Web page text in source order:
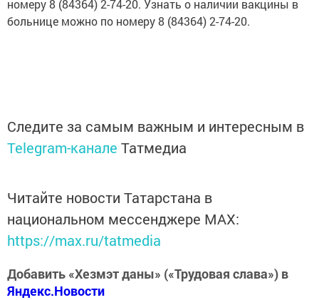
номеру 8 (84364) 2-74-20. Узнать о наличии вакцины в
больнице можно по номеру 8 (84364) 2-74-20.
Следите за самым важным и интересным в
Telegram-канале Татмедиа
Читайте новости Татарстана в
национальном мессенджере MАХ:
https://max.ru/tatmedia
Добавить «Хезмэт даны» («Трудовая слава») в
Яндекс.Новости